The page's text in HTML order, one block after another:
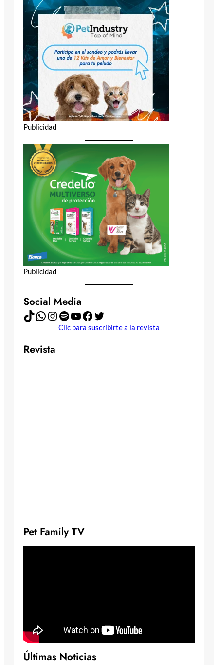
Publicidad
Publicidad
Social Media
TikTok WhatsApp Instagram Spotify YouTube Facebook Twitter
Clic para suscribirte a la revista
Revista
Pet Family TV
Últimas Noticias